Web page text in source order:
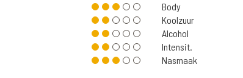
Body
Koolzuur
Alcohol
Intensit.
Nasmaak